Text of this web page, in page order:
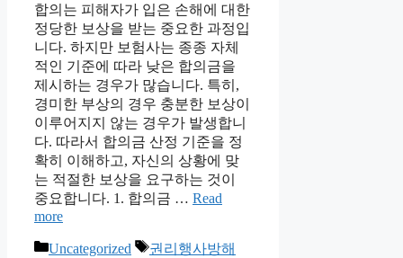
합의는 피해자가 입은 손해에 대한
정당한 보상을 받는 중요한 과정입
니다. 하지만 보험사는 종종 자체
적인 기준에 따라 낮은 합의금을
제시하는 경우가 많습니다. 특히,
경미한 부상의 경우 충분한 보상이
이루어지지 않는 경우가 발생합니
다. 따라서 합의금 산정 기준을 정
확히 이해하고, 자신의 상황에 맞
는 적절한 보상을 요구하는 것이
중요합니다. 1. 합의금 … Read
more
Categories
Uncategorized Tags
권리행사방해